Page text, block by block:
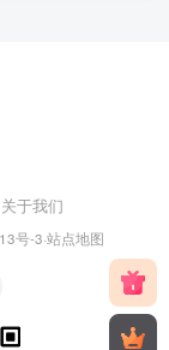
关于我们
号-3·站点地图